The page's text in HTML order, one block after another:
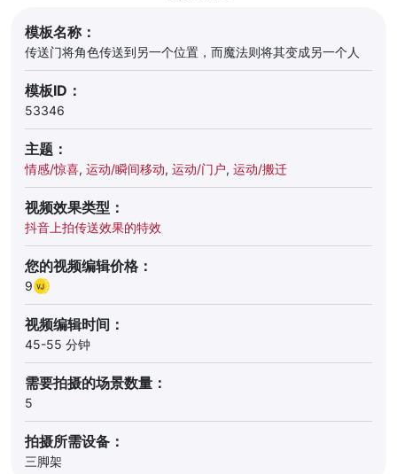
模板名称：
传送门将角色传送到另一个位置，而魔法则将其变成另一个人
模板ID：
53346
主题：
情感/惊喜, 运动/瞬间移动, 运动/门户, 运动/搬迁
视频效果类型：
抖音上拍传送效果的特效
您的视频编辑价格：
9
视频编辑时间：
45-55 分钟
需要拍摄的场景数量：
5
拍摄所需设备：
三脚架